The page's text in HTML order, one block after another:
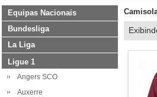
Equipas Nacionais
Bundesliga
La Liga
Ligue 1
Angers SCO
Auxerre